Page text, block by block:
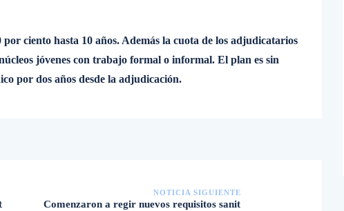
ciento hasta 10 años. Además la cuota de los adjudicatarios
jóvenes con trabajo formal o informal. El plan es sin
por dos años desde la adjudicación.
NOTICIA SIGUIENTE
Comenzaron a regir nuevos requisitos sanit